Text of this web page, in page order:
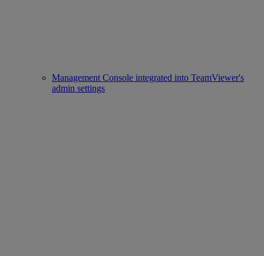
Management Console integrated into TeamViewer's
admin settings